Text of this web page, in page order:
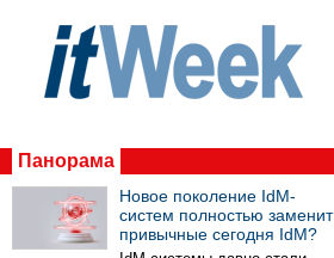
Панорама
Новое поколение IdM-
систем полностью заменит
привычные сегодня IdM?